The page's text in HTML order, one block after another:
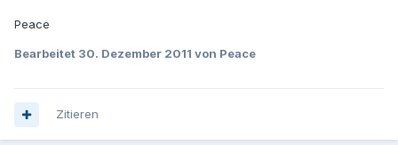
Peace
Bearbeitet 30. Dezember 2011 von Peace
Zitieren